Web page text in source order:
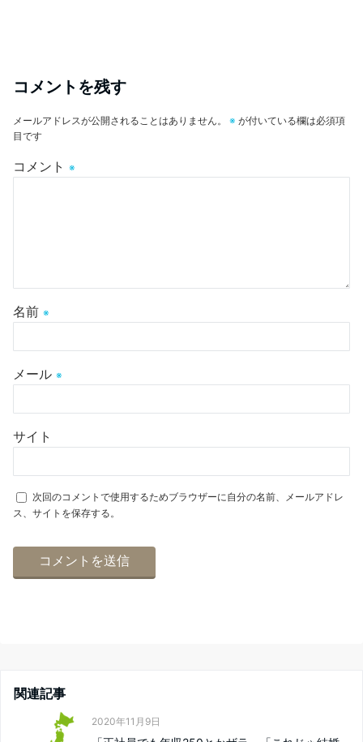
コメントを残す
メールアドレスが公開されることはありません。 ※ が付いている欄は必須項
目です
コメント ※
名前 ※
メール ※
サイト
次回のコメントで使用するためブラウザーに自分の名前、メールアドレ
ス、サイトを保存する。
関連記事
2020年11月9日